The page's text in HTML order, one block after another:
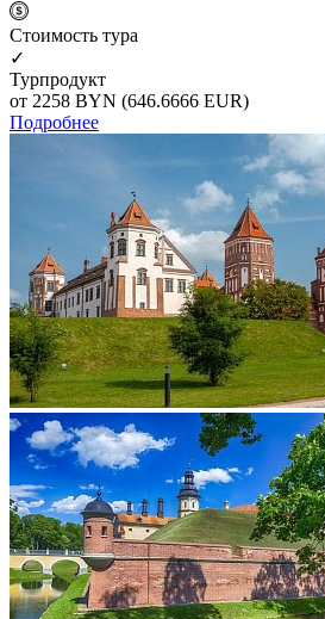
Cтоимость тура
✓
Турпродукт
от 2258 BYN (646.6666 EUR)
Подробнее